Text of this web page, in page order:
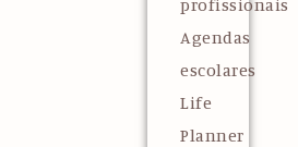
profissionais
Agendas
escolares
Life
Planner